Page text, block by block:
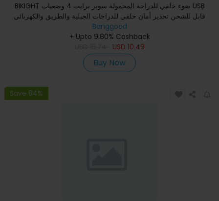
BIKIGHT ضوء خلفي للدراجة المحمولة سوبر برايت 4 وضعيات USB
قابل للشحن تحذير أمان خلفي للدراجات الجبلية والطريق والكهربائي
Banggood
+ Upto 9.80% Cashback
USD 10.49
Buy Now
Save 64%